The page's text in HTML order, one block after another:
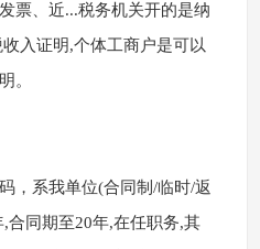
票、近...税务机关开的是纳
入证明,个体工商户是可以
。
，系我单位(合同制/临时/返
合同期至20年,在任职务,其